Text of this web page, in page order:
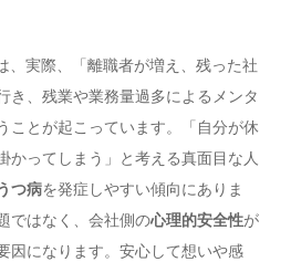
、実際、「離職者が増え、残った社
き、残業や業務量過多によるメンタ
ことが起こっています。「自分が休
かってしまう」と考える真面目な人
つ病を発症しやすい傾向にありま
ではなく、会社側の心理的安全性が
因になります。安心して想いや感